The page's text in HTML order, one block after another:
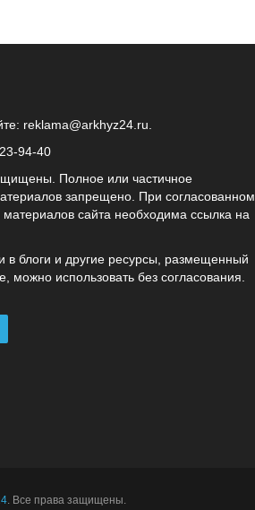
reklama@arkhyz24.ru
Полное или частичное
запрещено. При согласованном
материалов сайта необходима ссылка на
в блоги и другие ресурсы, размещенный
можно использовать без согласования.
. Все права защищены.